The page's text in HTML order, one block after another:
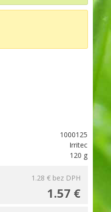
1000125
Irritec
120 g
1.28 € bez DPH
1.57 €